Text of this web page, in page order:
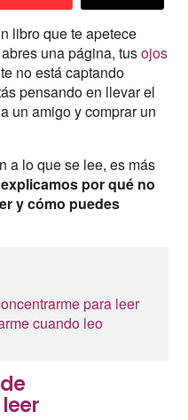
libro que te apetece
una página, tusojos
no está captando
pensando en llevar el
un amigo y comprar un
a lo que se lee, es más
por qué no
y cómo puedes
para leer
cuando leo